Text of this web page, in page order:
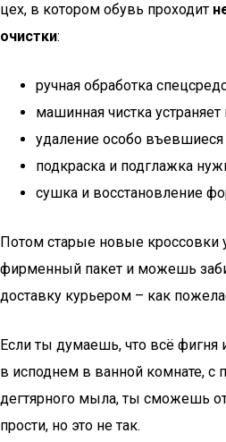
цех, в котором обувь проходит
очистки:
ручная обработка
машинная чистка устраняет
удаление особо въевшиеся
подкраска и подглажка
сушка и восстановление
Потом старые новые кроссовки
фирменный пакет и можешь
доставку курьером – как
Если ты думаешь, что всё фигня
в исподнем в ванной комнате,
дегтярного мыла, ты сможешь
прости, но это не так.